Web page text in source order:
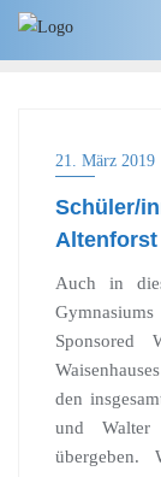
21. März 2019
Schüler/
Altenforst
Auch in
den
und Walter
übergeben.